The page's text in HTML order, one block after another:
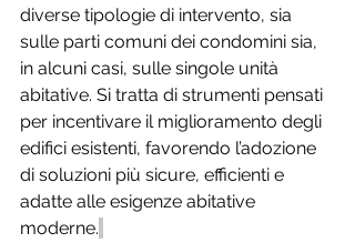
diverse tipologie di intervento, sia
sulle parti comuni dei condomini sia,
in alcuni casi, sulle singole unità
abitative. Si tratta di strumenti pensati
per incentivare il miglioramento degli
edifici esistenti, favorendo l’adozione
di soluzioni più sicure, efficienti e
adatte alle esigenze abitative
moderne.